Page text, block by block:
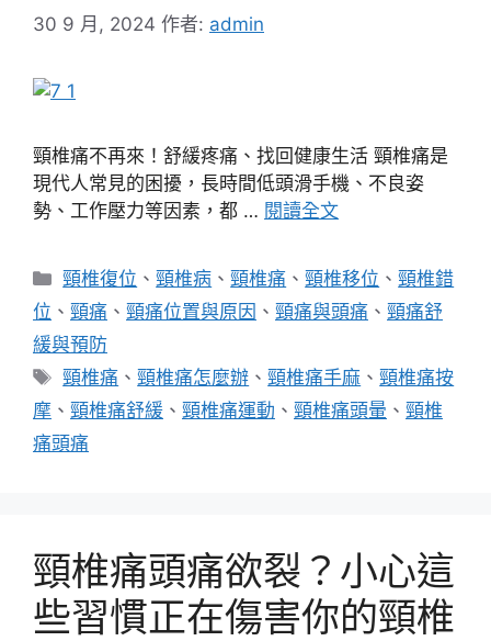
30 9 月, 2024 作者: admin
頸椎痛不再來！舒緩疼痛、找回健康生活 頸椎痛是
現代人常見的困擾，長時間低頭滑手機、不良姿
勢、工作壓力等因素，都 … 閱讀全文
分
類
頸椎復位 、頸椎病 、頸椎痛 、頸椎移位 、頸椎錯
位 、 頸痛 、 頸痛位置與原因 、 頸痛與頭痛 、 頸痛舒
緩與預防
標
籤
頸椎痛 、頸椎痛怎麼辦 、頸椎痛手麻 、頸椎痛按
摩 、 頸椎痛舒緩 、 頸椎痛運動 、 頸椎痛頭暈 、 頸椎
痛頭痛
頸椎痛頭痛欲裂？小心這
些習慣正在傷害你的頸椎